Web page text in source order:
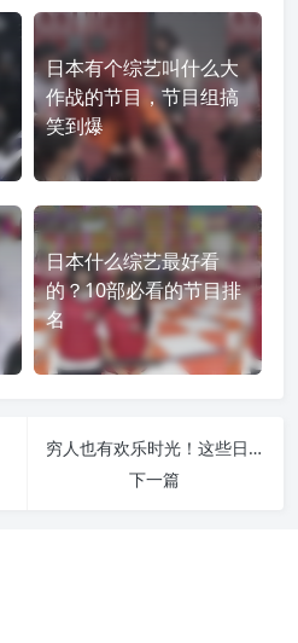
日本有个综艺叫什么大
作战的节目，节目组搞
笑到爆
日本什么综艺最好看
的？10部必看的节目排
名
穷人也有欢乐时光！这些日本综艺节目教你如何乐观面对贫穷
下一篇